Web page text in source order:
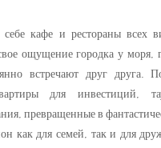
кафе и рестораны всех
ощущение городка у моря,
встречают друг друга.
для инвестиций,
превращенные в
как для семей, так и для